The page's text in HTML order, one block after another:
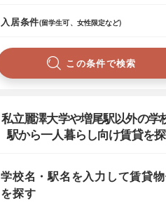
入居条件(留学生可、女性限定など)
この条件で検索
私立麗澤大学や増尾駅以外の学
駅から一人暮らし向け賃貸を
学校名・駅名を入力して賃貸
を探す